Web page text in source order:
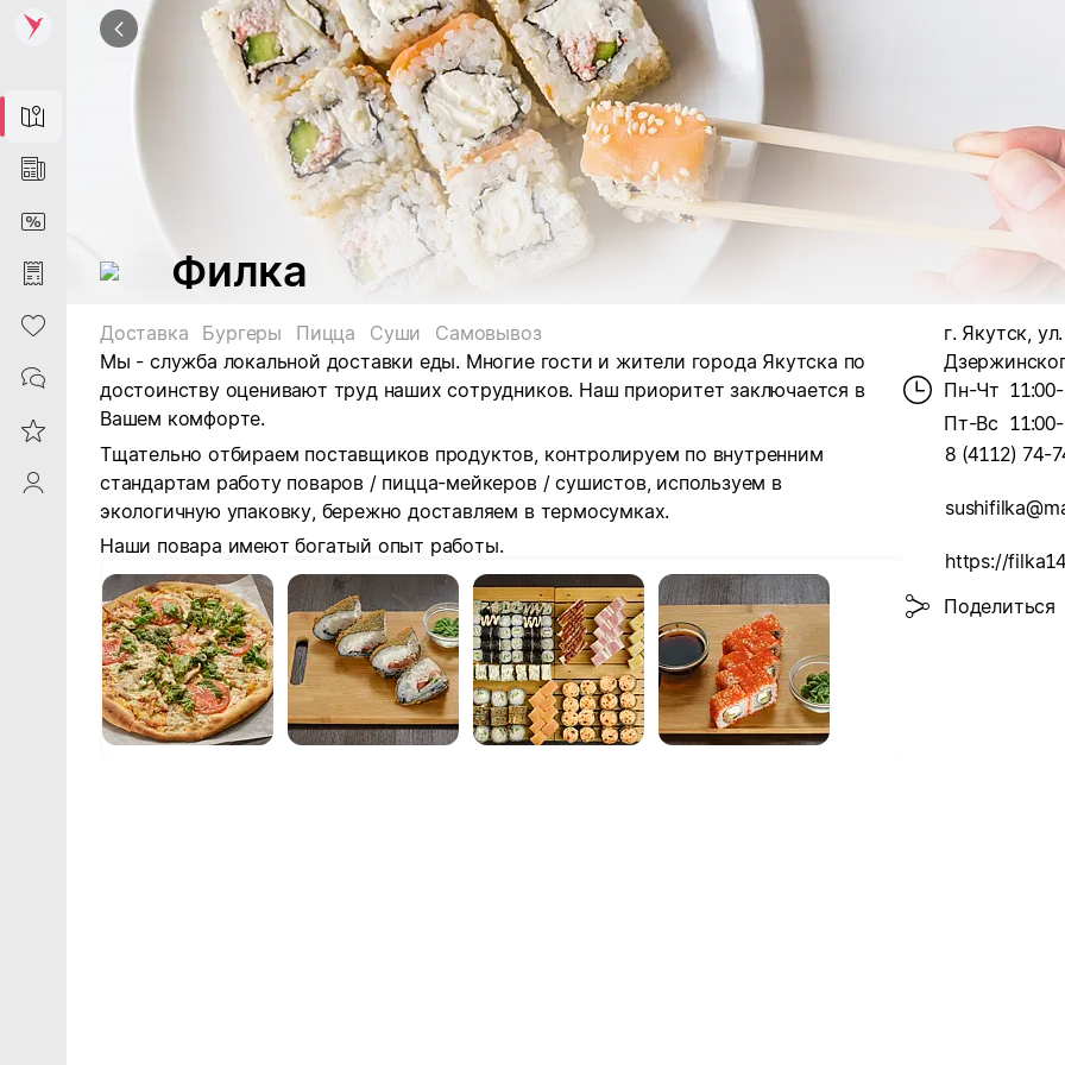
Map
News
DiscountCard
Purchases
Heart
Contacts
Reviews
ProfileSaby
Филка
Доставка Бургеры Пицца Суши
Самовывоз
Мы - служба локальной доставки еды. Многие гости и жители города Якутска по
достоинству оценивают труд наших сотрудников. Наш приоритет заключается в
Вашем комфорте.
Тщательно отбираем поставщиков продуктов, контролируем по внутренним
стандартам работу поваров / пицца-мейкеров / сушистов, используем в
экологичную упаковку, бережно доставляем в термосумках.
Наши повара имеют богатый опыт работы.
г. Якутск, ул.
Пн-Чт
Пт-Вс
8 (4112) 74-
https://
Поделиться